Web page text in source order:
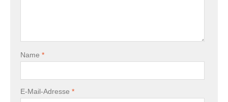
Name *
E-Mail-Adresse *